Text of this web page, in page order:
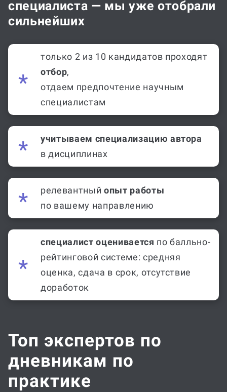
специалиста — мы уже отобрали
сильнейших
только 2 из 10 кандидатов проходят
отбор,
отдаем предпочтение научным
специалистам
учитываем специализацию автора
в дисциплинах
релевантный опыт работы
по вашему направлению
специалист оценивается по балльно-
рейтинговой системе: средняя
оценка, сдача в срок, отсутствие
доработок
Топ экспертов по
дневникам по
практике